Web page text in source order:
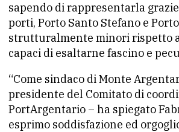
sapendo di rappresentarla
porti, Porto Santo Stefano e
strutturalmente minori rispetto
capaci di esaltarne fascino e
“Come sindaco di Monte
presidente del Comitato di
PortArgentario – ha spiegato
esprimo soddisfazione ed